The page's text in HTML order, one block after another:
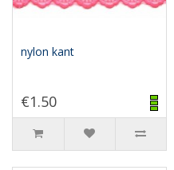
nylon kant
€1.50